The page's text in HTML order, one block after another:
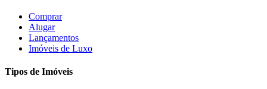
Comprar
Alugar
Lançamentos
Imóveis de Luxo
Tipos de Imóveis